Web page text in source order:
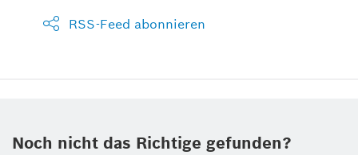
RSS-Feed abonnieren
Noch nicht das Richtige gefunden?